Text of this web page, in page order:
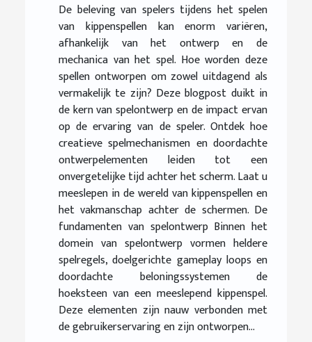
De beleving van spelers tijdens het spelen
van kippenspellen kan enorm variëren,
afhankelijk van het ontwerp en de
mechanica van het spel. Hoe worden deze
spellen ontworpen om zowel uitdagend als
vermakelijk te zijn? Deze blogpost duikt in
de kern van spelontwerp en de impact ervan
op de ervaring van de speler. Ontdek hoe
creatieve spelmechanismen en doordachte
ontwerpelementen leiden tot een
onvergetelijke tijd achter het scherm. Laat u
meeslepen in de wereld van kippenspellen en
het vakmanschap achter de schermen. De
fundamenten van spelontwerp Binnen het
domein van spelontwerp vormen heldere
spelregels, doelgerichte gameplay loops en
doordachte beloningssystemen de
hoeksteen van een meeslepend kippenspel.
Deze elementen zijn nauw verbonden met
de gebruikerservaring en zijn ontworpen...